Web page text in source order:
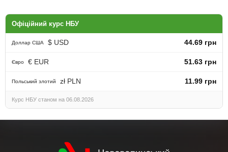
Офіційний курс НБУ
Доллар США $ USD 44.69 грн
Євро € EUR 51.63 грн
Польський злотий zł PLN 11.99 грн
Курс НБУ станом на 06.08.2026